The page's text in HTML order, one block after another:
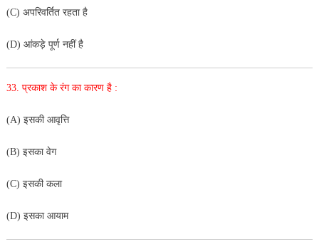
(C) अपरिवर्तित रहता है
(D) आंकड़े पूर्ण नहीं है
33. प्रकाश के रंग का कारण है :
(A) इसकी आवृत्ति
(B) इसका वेग
(C) इसकी कला
(D) इसका आयाम